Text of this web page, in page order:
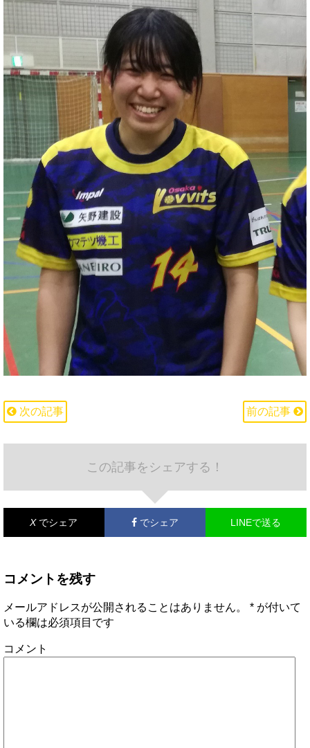
次の記事 前の記事
この記事をシェアする！
X でシェア でシェア LINEで送る
コメントを残す
メールアドレスが公開されることはありません。 * が付いて
いる欄は必須項目です
コメント